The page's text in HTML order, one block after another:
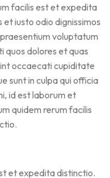
facilis est et expedita
iusto odio dignissimos
voluptatum
quos dolores et quas
occaecati cupiditate
sunt in culpa qui officia
id est laborum et
quidem rerum facilis
et expedita distinctio.